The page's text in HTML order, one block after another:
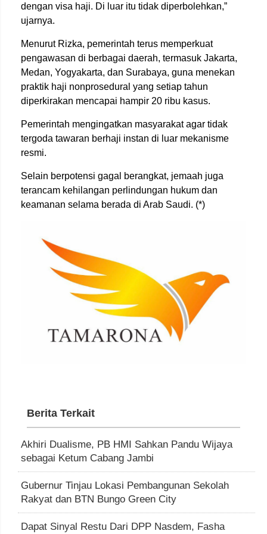
dengan visa haji. Di luar itu tidak diperbolehkan,”
ujarnya.
Menurut Rizka, pemerintah terus memperkuat
pengawasan di berbagai daerah, termasuk Jakarta,
Medan, Yogyakarta, dan Surabaya, guna menekan
praktik haji nonprosedural yang setiap tahun
diperkirakan mencapai hampir 20 ribu kasus.
Pemerintah mengingatkan masyarakat agar tidak
tergoda tawaran berhaji instan di luar mekanisme
resmi.
Selain berpotensi gagal berangkat, jemaah juga
terancam kehilangan perlindungan hukum dan
keamanan selama berada di Arab Saudi. (*)
Berita Terkait
Akhiri Dualisme, PB HMI Sahkan Pandu Wijaya
sebagai Ketum Cabang Jambi
Gubernur Tinjau Lokasi Pembangunan Sekolah
Rakyat dan BTN Bungo Green City
Dapat Sinyal Restu Dari DPP Nasdem, Fasha